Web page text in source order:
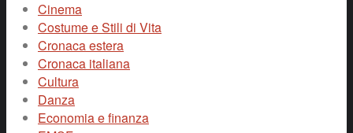
Cinema
Costume e Stili di Vita
Cronaca estera
Cronaca italiana
Cultura
Danza
Economia e finanza